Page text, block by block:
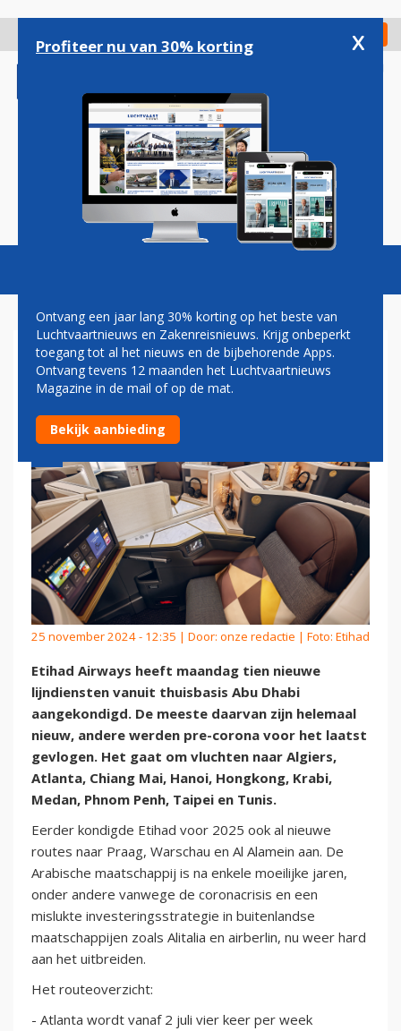
gaan
Check in
Magazine Podcasts Vacatures
ETIHAD KONDIGT 10 NIEUWE
LIJNDIENSTEN AAN
25 november 2024 - 12:35 | Door: onze redactie | Foto: Etihad
Etihad Airways heeft maandag tien nieuwe
lijndiensten vanuit thuisbasis Abu Dhabi
aangekondigd. De meeste daarvan zijn helemaal
nieuw, andere werden pre-corona voor het laatst
gevlogen. Het gaat om vluchten naar Algiers,
Atlanta, Chiang Mai, Hanoi, Hongkong, Krabi,
Medan, Phnom Penh, Taipei en Tunis.
Eerder kondigde Etihad voor 2025 ook al nieuwe
routes naar Praag, Warschau en Al Alamein aan. De
Arabische maatschappij is na enkele moeilijke jaren,
onder andere vanwege de coronacrisis en een
mislukte investeringsstrategie in buitenlandse
maatschappijen zoals Alitalia en airberlin, nu weer hard
aan het uitbreiden.
Het routeoverzicht:
- Atlanta wordt vanaf 2 juli vier keer per week
Profiteer nu van 30% korting x
Ontvang een jaar lang 30% korting op het beste van
Luchtvaartnieuws en Zakenreisnieuws. Krijg onbeperkt
toegang tot al het nieuws en de bijbehorende Apps.
Ontvang tevens 12 maanden het Luchtvaartnieuws
Magazine in de mail of op de mat.
Bekijk aanbieding